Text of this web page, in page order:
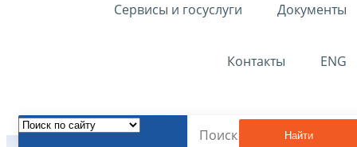
Сервисы и госуслуги Документы
Контакты ENG
Найти